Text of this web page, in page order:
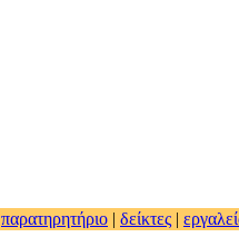
παρατηρητήριο | δείκτες |